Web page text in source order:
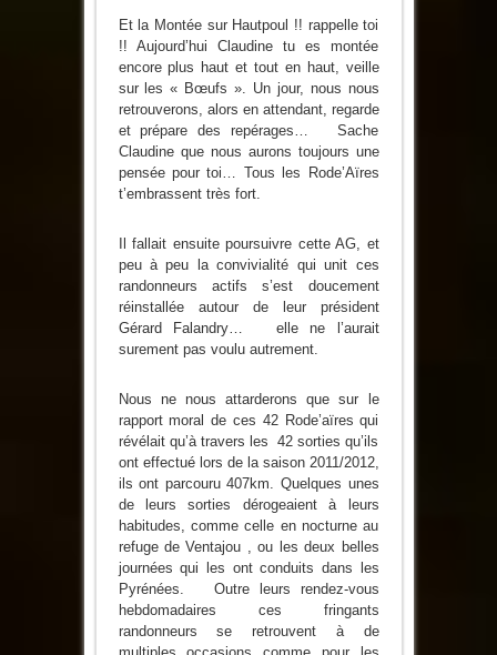
Et la Montée sur Hautpoul !! rappelle toi
!! Aujourd’hui Claudine tu es montée
encore plus haut et tout en haut, veille
sur les « Bœufs ». Un jour, nous nous
retrouverons, alors en attendant, regarde
et prépare des repérages… Sache
Claudine que nous aurons toujours une
pensée pour toi… Tous les Rode’Aïres
t’embrassent très fort.
Il fallait ensuite poursuivre cette AG, et
peu à peu la convivialité qui unit ces
randonneurs actifs s’est doucement
réinstallée autour de leur président
Gérard Falandry… elle ne l’aurait
surement pas voulu autrement.
Nous ne nous attarderons que sur le
rapport moral de ces 42 Rode’aïres qui
révélait qu’à travers les 42 sorties qu’ils
ont effectué lors de la saison 2011/2012,
ils ont parcouru 407km. Quelques unes
de leurs sorties dérogeaient à leurs
habitudes, comme celle en nocturne au
refuge de Ventajou , ou les deux belles
journées qui les ont conduits dans les
Pyrénées. Outre leurs rendez-vous
hebdomadaires ces fringants
randonneurs se retrouvent à de